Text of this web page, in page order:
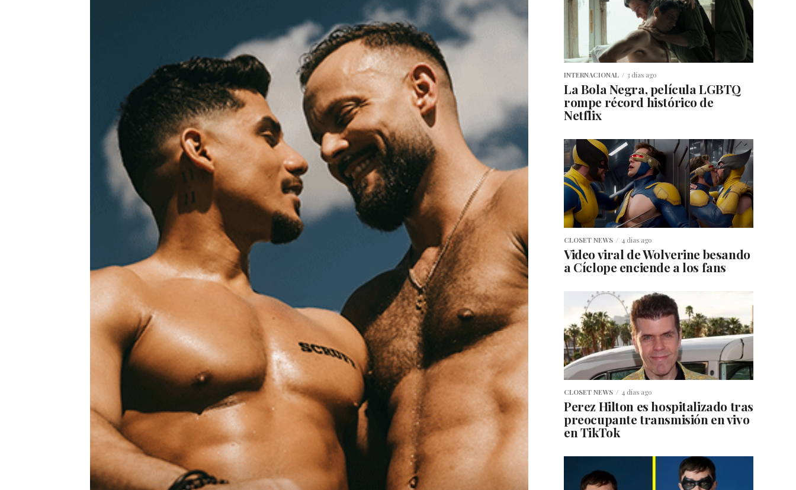
INTERNACIONAL 3 días ago
La Bola Negra, película LGBTQ
rompe récord histórico de
Netflix
CLOSET NEWS 4 días ago
Video viral de Wolverine besando
a Cíclope enciende a los fans
CLOSET NEWS 4 días ago
Perez Hilton es hospitalizado tras
preocupante transmisión en vivo
en TikTok